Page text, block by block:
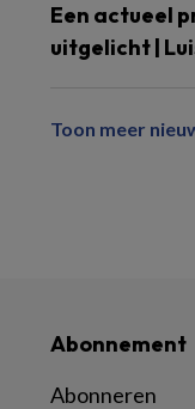
Een actueel
uitgelicht |
Toon meer
Abonnement
Abonneren